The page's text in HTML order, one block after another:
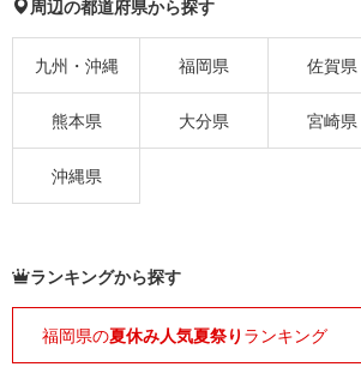
周辺の都道府県から探す
九州・沖縄 福岡県 佐賀県
熊本県 大分県 宮崎県
沖縄県
ランキングから探す
福岡県の夏休み人気夏祭り ランキング